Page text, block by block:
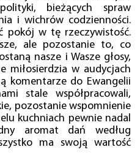
bieżących spraw
i wichrów codzienności.
pokój w tę rzeczywistość.
ale pozostanie to, co
nasze i Wasze głosy,
miłosierdzia w audycjach
komentarze do Ewangelii
stale współpracowali,
pozostanie wspomnienie
kuchniach pewnie nadal
aromat dań według
ma swoją wartość